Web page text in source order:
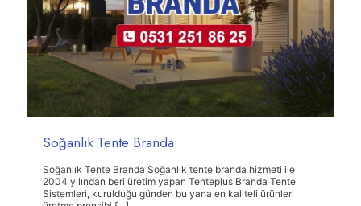
Soğanlık Tente Branda
Soğanlık Tente Branda Soğanlık tente branda hizmeti ile
2004 yılından beri üretim yapan Tenteplus Branda Tente
Sistemleri, kurulduğu günden bu yana en kaliteli ürünleri